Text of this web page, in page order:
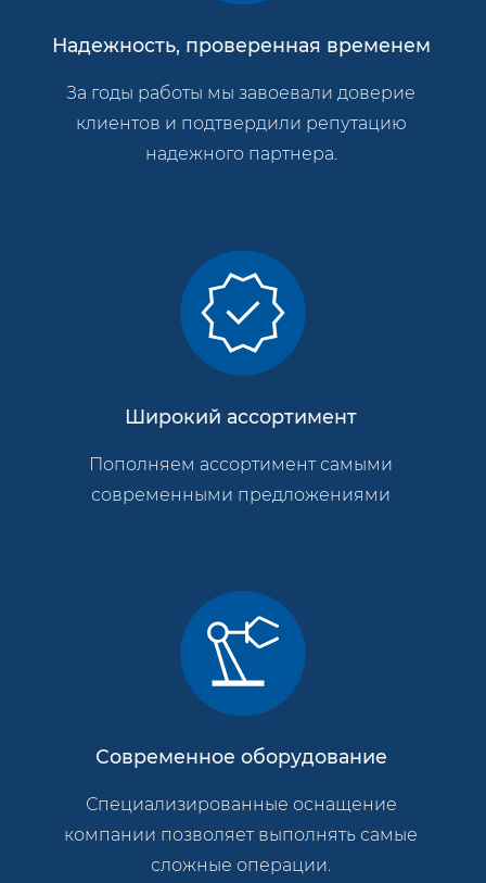
Надежность, проверенная временем
За годы работы мы завоевали доверие
клиентов и подтвердили репутацию
надежного партнера.
Широкий ассортимент
Пополняем ассортимент самыми
современными предложениями
Современное оборудование
Специализированные оснащение
компании позволяет выполнять самые
сложные операции.